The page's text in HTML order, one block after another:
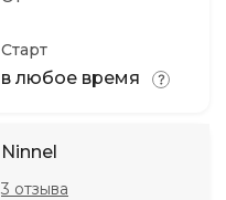
Старт
в любое время
Ninnel
3 отзыва